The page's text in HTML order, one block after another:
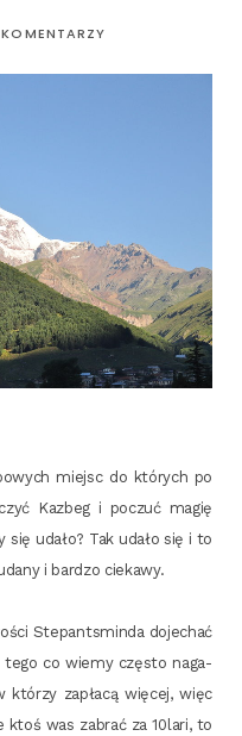
miejsc do któ­rych po
Kazbeg i poczuć magię
się uda­ło? Tak uda­ło się i to
i bar­dzo ciekawy.
Ste­pant­smin­da doje­chać
tego co wie­my czę­sto naga­
zapła­cą wię­cej, więc
was zabrać za 10lari, to